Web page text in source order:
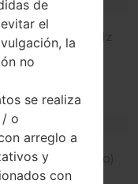
1800/1900 MHz
(~26.0%
pantalla-cuerpo)
de
el
la
no
se realiza
/ o
arreglo a
y
con